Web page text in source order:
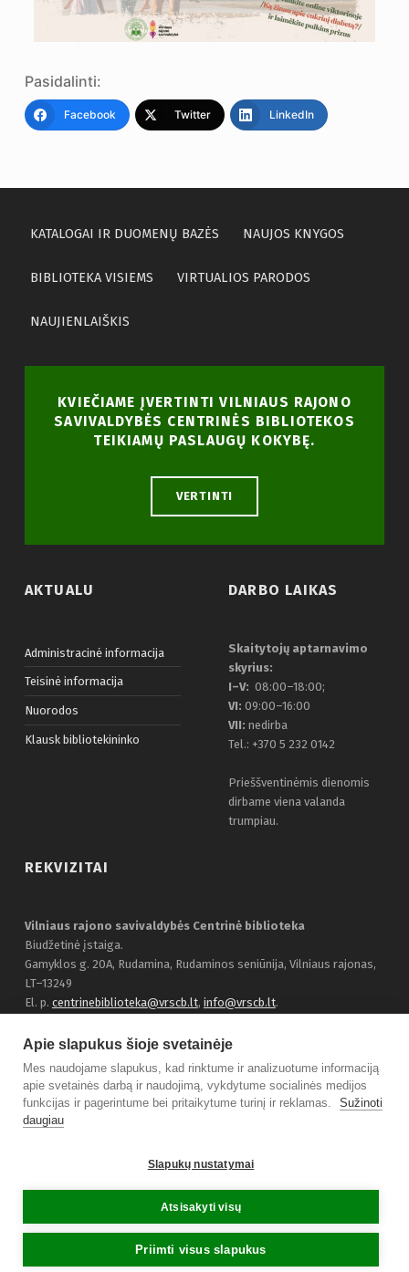
MENIU
Pasidalinti:
Facebook Twitter LinkedIn
KATALOGAI IR DUOMENŲ BAZĖS NAUJOS KNYGOS
BIBLIOTEKA VISIEMS VIRTUALIOS PARODOS
NAUJIENLAIŠKIS
KVIEČIAME ĮVERTINTI VILNIAUS RAJONO
SAVIVALDYBĖS CENTRINĖS BIBLIOTEKOS
TEIKIAMŲ PASLAUGŲ KOKYBĘ.
VERTINTI
AKTUALU
Administracinė informacija
Teisinė informacija
Nuorodos
Klausk bibliotekininko
DARBO LAIKAS
Skaitytojų aptarnavimo
skyrius:
I–V: 08:00–18:00;
VI: 09:00–16:00
VII: nedirba
Tel.: +370 5 232 0142
Prieššventinėmis dienomis
dirbame viena valanda
trumpiau.
REKVIZITAI
Vilniaus rajono savivaldybės Centrinė biblioteka
Biudžetinė įstaiga.
Gamyklos g. 20A, Rudamina, Rudaminos seniūnija, Vilniaus rajonas,
LT–13249
El. p. centrinebiblioteka@vrscb.lt, info@vrscb.lt.
kodas 303116707
© 2021 Vilniaus rajono savivaldybės Centrinė biblioteka.
Apie slapukus šioje svetainėje
Mes naudojame slapukus, kad rinktume ir analizuotume informaciją
apie svetainės darbą ir naudojimą, vykdytume socialinės medijos
funkcijas ir pagerintume bei pritaikytume turinį ir reklamas.
Sužinoti
daugiau
Slapukų nustatymai
Atsisakyti visų
Priimti visus slapukus